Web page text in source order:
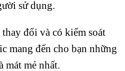
sử dụng.
đổi và có kiểm soát
mang đến cho bạn những
mát mẻ nhất.